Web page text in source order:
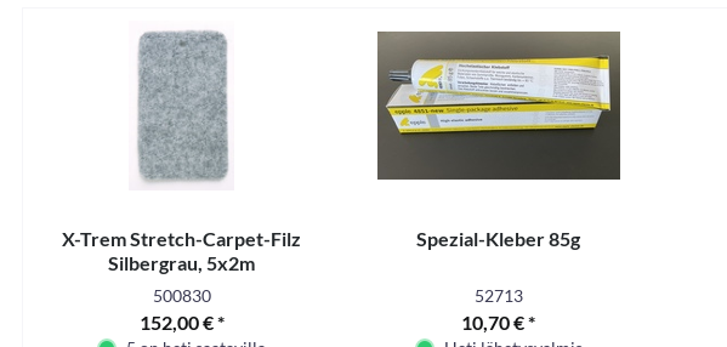
X-Trem Stretch-Carpet-Filz
Silbergrau, 5x2m
500830
152,00 € *
Spezial-Kleber 85g
52713
10,70 € *